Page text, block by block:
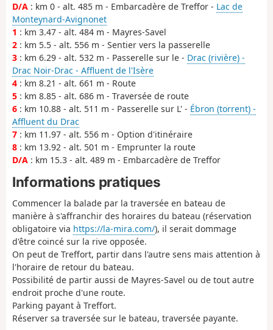
D/A : km 0 - alt. 485 m - Embarcadère de Treffor - Lac de
Monteynard-Avignonet
1 : km 3.47 - alt. 484 m - Mayres-Savel
2 : km 5.5 - alt. 556 m - Sentier vers la passerelle
3 : km 6.29 - alt. 532 m - Passerelle sur le - Drac (rivière) -
Drac Noir-Drac - Affluent de l'Isère
4 : km 8.21 - alt. 661 m - Route
5 : km 8.85 - alt. 686 m - Traversée de route
6 : km 10.88 - alt. 511 m - Passerelle sur L' - Ébron (torrent) -
Affluent du Drac
7 : km 11.97 - alt. 556 m - Option d'itinéraire
8 : km 13.92 - alt. 501 m - Emprunter la route
D/A : km 15.3 - alt. 489 m - Embarcadère de Treffor
Informations pratiques
Commencer la balade par la traversée en bateau de
manière à s'affranchir des horaires du bateau (réservation
obligatoire via https://la-mira.com/), il serait dommage
d'être coincé sur la rive opposée.
On peut de Treffort, partir dans l'autre sens mais attention à
l'horaire de retour du bateau.
Possibilité de partir aussi de Mayres-Savel ou de tout autre
endroit proche d'une route.
Parking payant à Treffort.
Réserver sa traversée sur le bateau, traversée payante.